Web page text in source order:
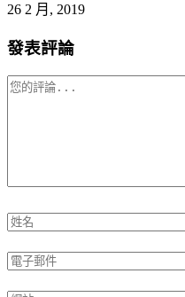
26 2 月, 2019
發表評論